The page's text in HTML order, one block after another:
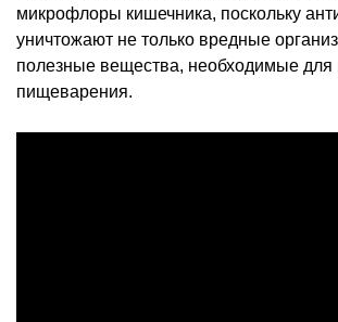
микрофлоры кишечника, поскольку
уничтожают не только вредные
полезные вещества, необходимые для
пищеварения.